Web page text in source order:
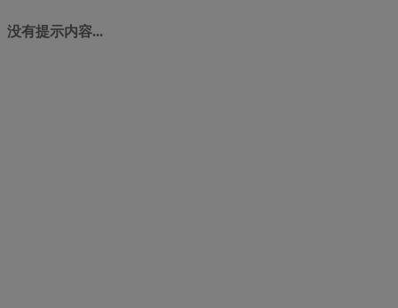
没有提示内容...